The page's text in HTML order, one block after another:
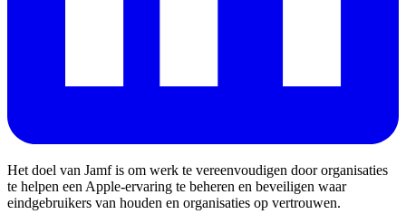
Het doel van Jamf is om werk te vereenvoudigen door organisaties
te helpen een Apple-ervaring te beheren en beveiligen waar
eindgebruikers van houden en organisaties op vertrouwen.